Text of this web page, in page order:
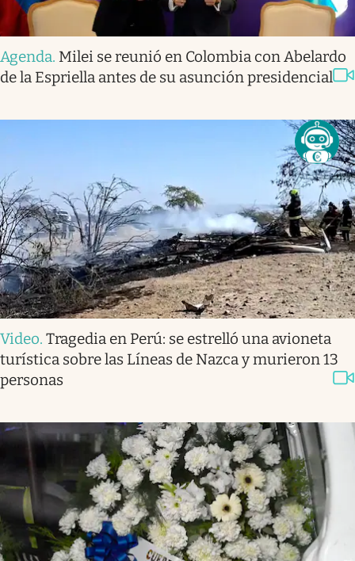
Agenda. Milei se reunió en Colombia con Abelardo
de la Espriella antes de su asunción presidencial
Video. Tragedia en Perú: se estrelló una avioneta
turística sobre las Líneas de Nazca y murieron 13
personas